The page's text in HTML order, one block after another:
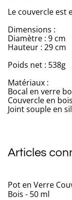
Le couvercle est
Dimensions :
Diamètre : 9 cm
Hauteur : 29 cm
Poids net : 538g
Matériaux :
Bocal en verre
Couvercle en
Joint souple en
Articles
Pot en Verre
Bois - 50 ml